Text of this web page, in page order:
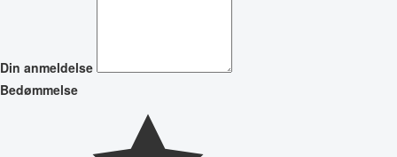
Din anmeldelse
Bedømmelse